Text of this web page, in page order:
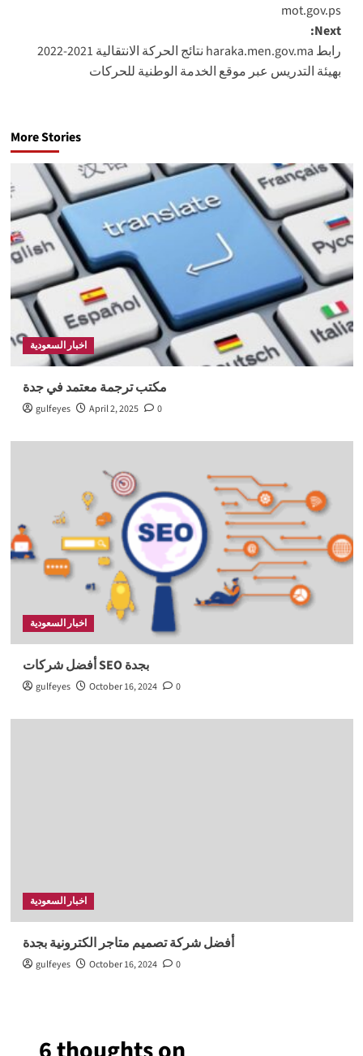
mot.gov.ps
Next:
رابط haraka.men.gov.ma نتائج الحركة الانتقالية 2021-2022
بهيئة التدريس عبر موقع الخدمة الوطنية للحركات
More Stories
اخبار السعودية
مكتب ترجمة معتمد في جدة
gulfeyes April 2, 2025 0
اخبار السعودية
أفضل شركات SEO بجدة
gulfeyes October 16, 2024 0
اخبار السعودية
أفضل شركة تصميم متاجر الكترونية بجدة
gulfeyes October 16, 2024 0